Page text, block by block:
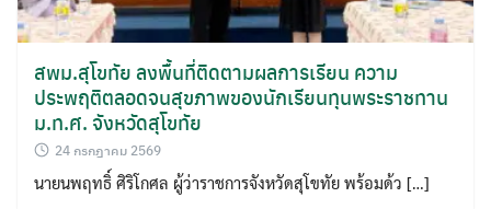
สพม.สุโขทัย ลงพื้นที่ติดตามผลการเรียน ความ
ประพฤติตลอดจนสุขภาพของนักเรียนทุนพระราชทาน
ม.ท.ศ. จังหวัดสุโขทัย
24 กรกฎาคม 2569
นายนพฤทธิ์ ศิริโกศล ผู้ว่าราชการจังหวัดสุโขทัย พร้อมด้ว […]